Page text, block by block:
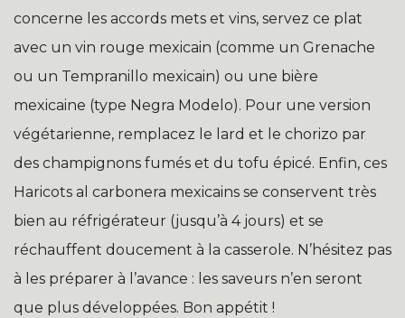
concerne les accords mets et vins, servez ce plat
avec un vin rouge mexicain (comme un Grenache
ou un Tempranillo mexicain) ou une bière
mexicaine (type Negra Modelo). Pour une version
végétarienne, remplacez le lard et le chorizo par
des champignons fumés et du tofu épicé. Enfin, ces
Haricots al carbonera mexicains se conservent très
bien au réfrigérateur (jusqu’à 4 jours) et se
réchauffent doucement à la casserole. N’hésitez pas
à les préparer à l’avance : les saveurs n’en seront
que plus développées. Bon appétit !